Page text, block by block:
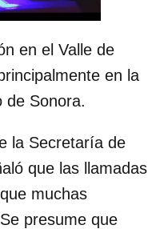
en el Valle de
en la
de Sonora.
la Secretaría de
que las llamadas
muchas
presume que